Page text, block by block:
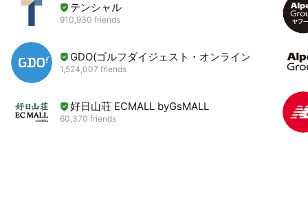
テンシャル
910,930 friends
GDO(ゴルフダイジェスト・オンライン)
1,524,007 friends
好日山荘 ECMALL byGsMALL
60,370 friends